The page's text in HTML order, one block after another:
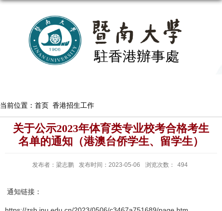
当前位置： 首页 香港招生工作
关于公示2023年体育类专业校考合格考生
名单的通知（港澳台侨学生、留学生）
发布者：梁志鹏 发布时间：2023-05-06 浏览次数： 494
通知链接：